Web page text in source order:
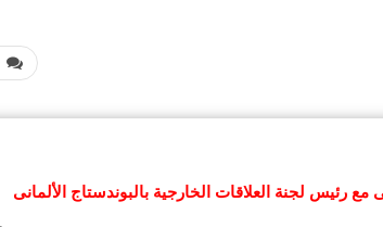
مع رئيس لجنة العلاقات الخارجية بالبوندستاج الألمانى